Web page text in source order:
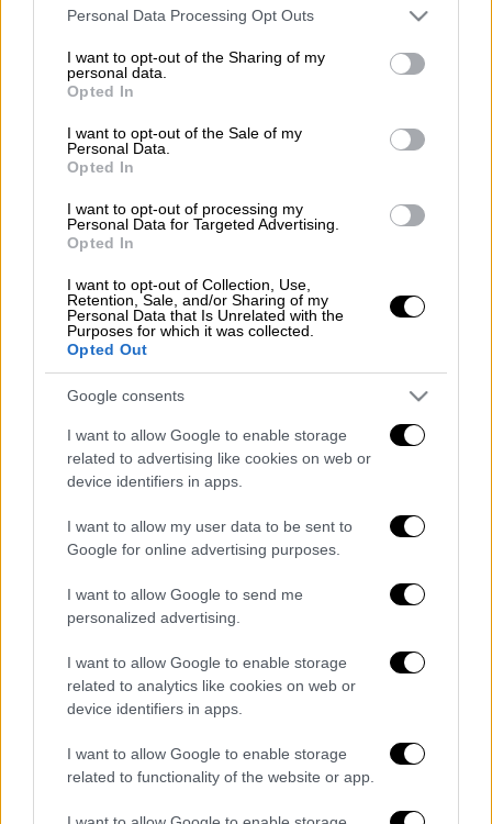
Please note that this website/app uses one or more Google
not limited to your visit or usage behaviour. You may click to
grant or deny consent to Google and its third-party tags to
use your data for below specified purposes in below Google
consent section.
Personal Data Processing Opt Outs
I want to opt-out of the Sharing of my
personal data.
Opted In
I want to opt-out of the Sale of my
Personal Data.
Opted In
I want to opt-out of processing my
Personal Data for Targeted Advertising.
Opted In
I want to opt-out of Collection, Use,
Retention, Sale, and/or Sharing of my
Personal Data that Is Unrelated with the
Purposes for which it was collected.
Opted Out
Google consents
I want to allow Google to enable storage
related to advertising like cookies on web or
device identifiers in apps.
I want to allow my user data to be sent to
Google for online advertising purposes.
I want to allow Google to send me
personalized advertising.
I want to allow Google to enable storage
related to analytics like cookies on web or
device identifiers in apps.
I want to allow Google to enable storage
related to functionality of the website or app.
δικτύου εμπορικών διαδρομών που συνέδεε
την Κίνα με την Ευρώπη. Γενέτειρα του
Τουρκο-Μογγόλου πολεμιστή του 14ου
Ουζμπεκιστάν βρέθηκε υπό τον ρωσικό ζυγό
τον 19ο αιώνα πριν αποτελέσει κομμάτι της
πρώην Σοβιετικής Ένωσης.
Tο Ουζμπεκιστάν, είναι ένα από τα λίκνα του
ανθρώπινου πολιτισμού στην καρδιά της
κεντρικής Ασίας. Μια χώρα πανάρχαια,
μεσόγεια, περίκλειστη χωρίς πρόσβαση στη
θάλασσα, πλούσια σε φυσικές ομορφιές και
γεωλογικά αποθέματα.
Κομβικός σταθμός στο «Δρόμο του
Μεταξιού», με τις μυθικές πόλεις της Χίβα,
Μπουχάρα και Σαμαρκάνδη, η χώρα απέκτησε
πλούτο και δύναμη και ανέδειξε τον
ισλαμικό πολιτισμό με σπάνιας ομορφιάς,
Διαβάστε περισσότερα
http://www.carnetdevoyage.gr
Διαβάστε ακόμη
Συνελήφθησαν δύο μέλη μαφίας στο
Παλαιό Φάληρο - Οι εκβιασμοί, οι
ξυλοδαρμοί και τα προσωνύμια «πίτμπουλ»